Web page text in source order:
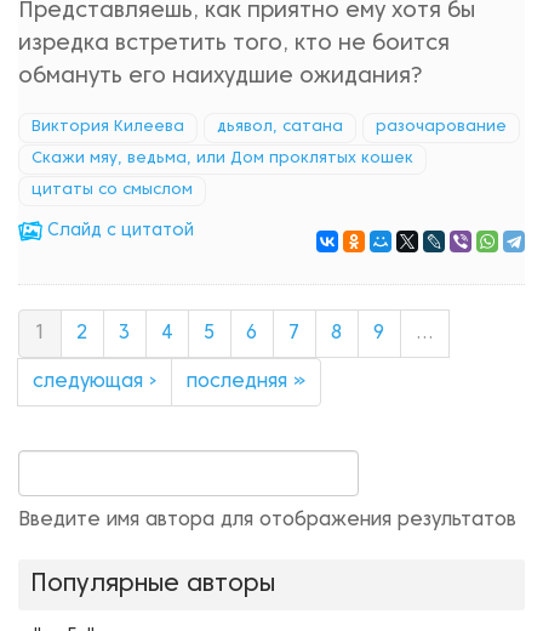
Представляешь, как приятно ему хотя бы
изредка встретить того, кто не боится
обмануть его наихудшие ожидания?
Виктория Килеева дьявол, сатана разочарование
Скажи мяу, ведьма, или Дом проклятых кошек
цитаты со смыслом
Cлайд с цитатой
2 3 4 5 6 7 8 9 …
следующая › последняя »
Введите имя автора для отображения результатов
Популярные авторы